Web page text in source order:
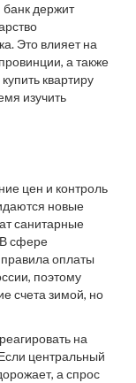
держит
Это влияет на
а также
квартиру
изучить
цен и контроль
новые
санитарные
В сфере
оплаты
поэтому
счета зимой, но
на
центральный
а спрос